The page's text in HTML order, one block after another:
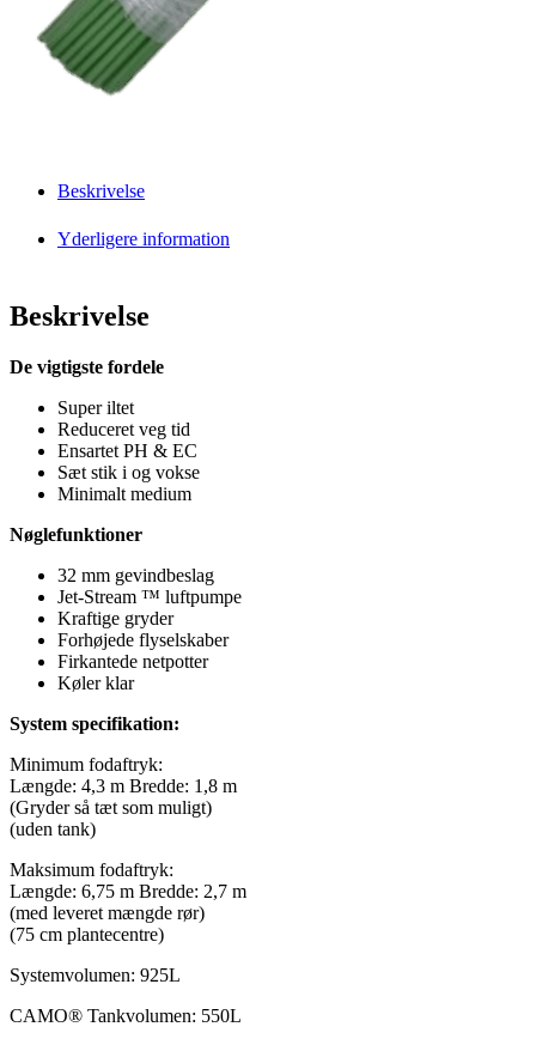
Beskrivelse
Yderligere information
Beskrivelse
De vigtigste fordele
Super iltet
Reduceret veg tid
Ensartet PH & EC
Sæt stik i og vokse
Minimalt medium
Nøglefunktioner
32 mm gevindbeslag
Jet-Stream ™ luftpumpe
Kraftige gryder
Forhøjede flyselskaber
Firkantede netpotter
Køler klar
System specifikation:
Minimum fodaftryk:
Længde: 4,3 m Bredde: 1,8 m
(Gryder så tæt som muligt)
(uden tank)
Maksimum fodaftryk:
Længde: 6,75 m Bredde: 2,7 m
(med leveret mængde rør)
(75 cm plantecentre)
Systemvolumen: 925L
CAMO® Tankvolumen: 550L